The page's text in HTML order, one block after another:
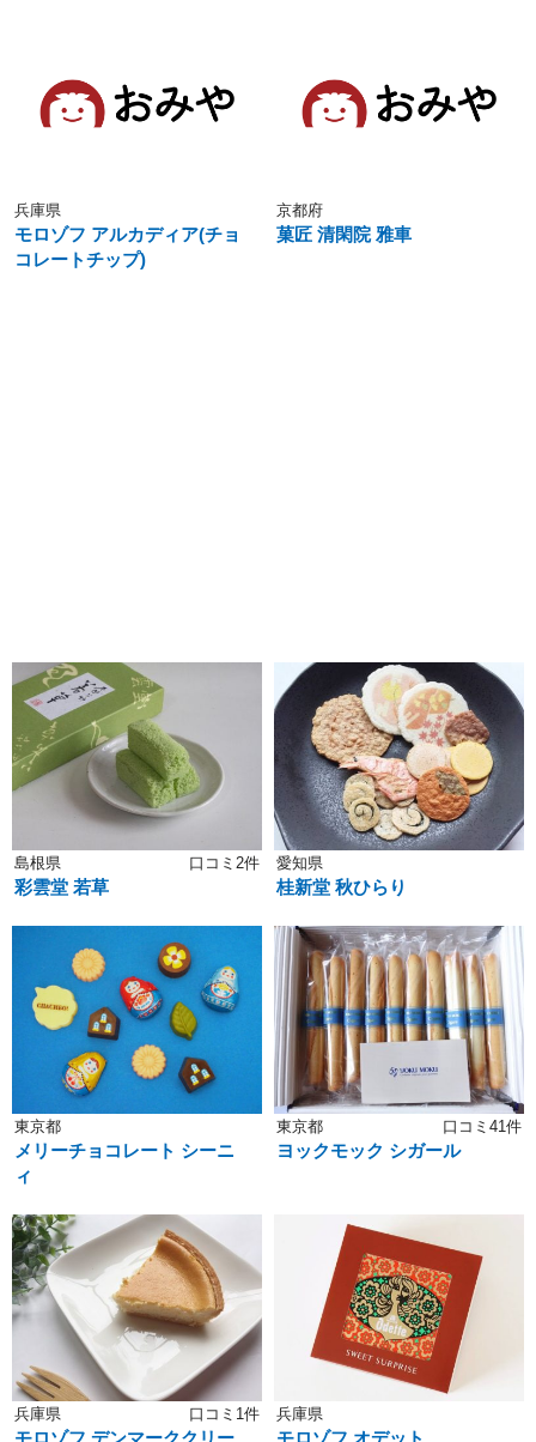
兵庫県
モロゾフ アルカディア(チョ
コレートチップ)
京都府
菓匠 清閑院 雅車
島根県 口コミ2件
彩雲堂 若草
愛知県
桂新堂 秋ひらり
東京都
メリーチョコレート シーニ
ィ
東京都 口コミ41件
ヨックモック シガール
兵庫県 口コミ1件 兵庫県